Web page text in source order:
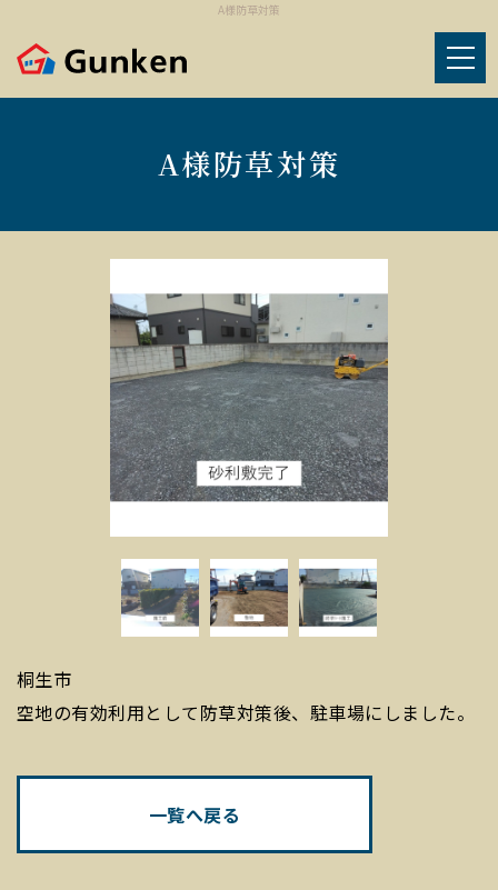
A様防草対策
A様防草対策
桐生市
空地の有効利用として防草対策後、駐車場にしました。
一覧へ戻る